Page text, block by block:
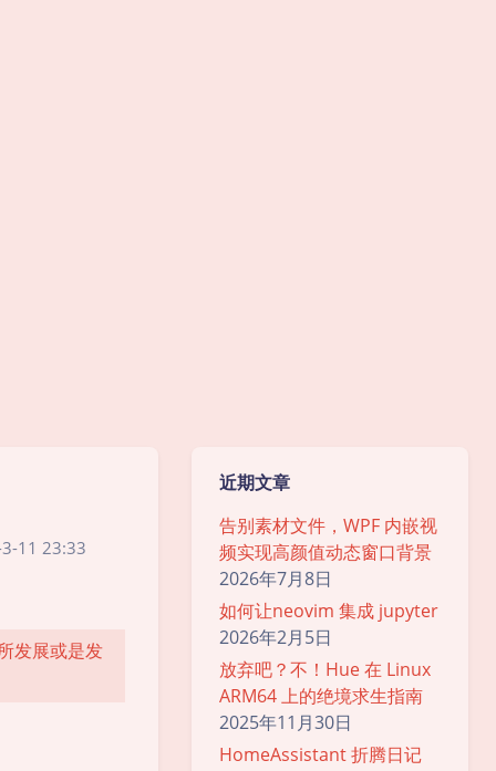
近期文章
告别素材文件，WPF 内嵌视
频实现高颜值动态窗口背景
2026年7月8日
如何让neovim 集成 jupyter
2026年2月5日
放弃吧？不！Hue 在 Linux
ARM64 上的绝境求生指南
2025年11月30日
HomeAssistant 折腾日记
11 23:33
发展或是发